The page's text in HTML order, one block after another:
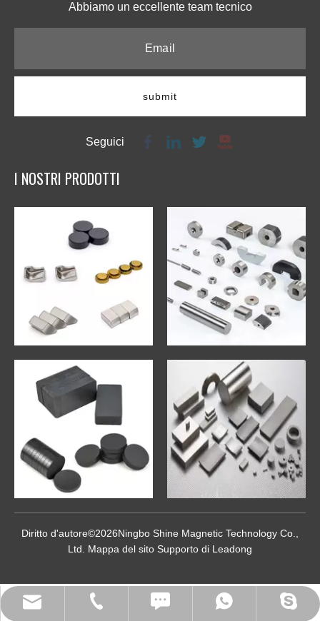
Abbiamo un eccellente team tecnico​​​​​​​
submit
Seguici
I NOSTRI PRODOTTI
Diritto d'autore©2026Ningbo Shine Magnetic Technology Co.,
Ltd. Mappa del sito Supporto di Leadong
sun@shinemagnetics.com
+86-183-1298-2260
Tax: +86-574-82815631
+86-183-1298-2260
siemenssun@outlook.com